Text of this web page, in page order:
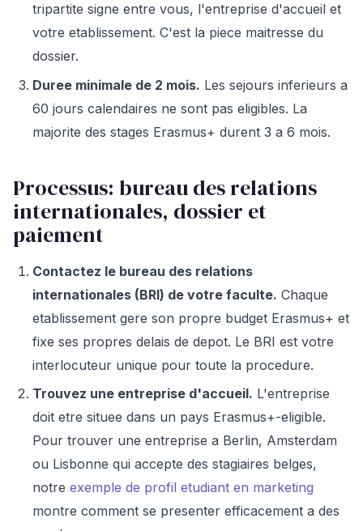
tripartite signe entre vous, l'entreprise d'accueil et
votre etablissement. C'est la piece maitresse du
dossier.
Duree minimale de 2 mois. Les sejours inferieurs a
60 jours calendaires ne sont pas eligibles. La
majorite des stages Erasmus+ durent 3 a 6 mois.
Processus: bureau des relations
internationales, dossier et
paiement
Contactez le bureau des relations
internationales (BRI) de votre faculte. Chaque
etablissement gere son propre budget Erasmus+ et
fixe ses propres delais de depot. Le BRI est votre
interlocuteur unique pour toute la procedure.
Trouvez une entreprise d'accueil. L'entreprise
doit etre situee dans un pays Erasmus+-eligible.
Pour trouver une entreprise a Berlin, Amsterdam
ou Lisbonne qui accepte des stagiaires belges,
notre exemple de profil etudiant en marketing
montre comment se presenter efficacement a des